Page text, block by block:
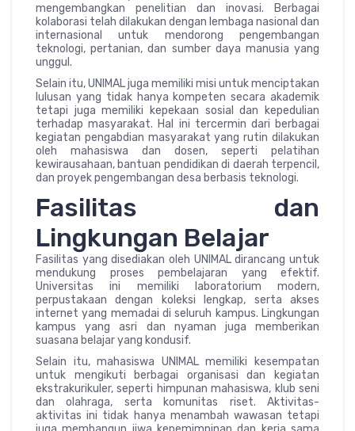
mengembangkan penelitian dan inovasi. Berbagai
kolaborasi telah dilakukan dengan lembaga nasional dan
internasional untuk mendorong pengembangan
teknologi, pertanian, dan sumber daya manusia yang
unggul.
Selain itu, UNIMAL juga memiliki misi untuk menciptakan
lulusan yang tidak hanya kompeten secara akademik
tetapi juga memiliki kepekaan sosial dan kepedulian
terhadap masyarakat. Hal ini tercermin dari berbagai
kegiatan pengabdian masyarakat yang rutin dilakukan
oleh mahasiswa dan dosen, seperti pelatihan
kewirausahaan, bantuan pendidikan di daerah terpencil,
dan proyek pengembangan desa berbasis teknologi.
Fasilitas dan
Lingkungan Belajar
Fasilitas yang disediakan oleh UNIMAL dirancang untuk
mendukung proses pembelajaran yang efektif.
Universitas ini memiliki laboratorium modern,
perpustakaan dengan koleksi lengkap, serta akses
internet yang memadai di seluruh kampus. Lingkungan
kampus yang asri dan nyaman juga memberikan
suasana belajar yang kondusif.
Selain itu, mahasiswa UNIMAL memiliki kesempatan
untuk mengikuti berbagai organisasi dan kegiatan
ekstrakurikuler, seperti himpunan mahasiswa, klub seni
dan olahraga, serta komunitas riset. Aktivitas-
aktivitas ini tidak hanya menambah wawasan tetapi